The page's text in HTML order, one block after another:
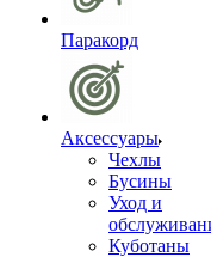
Паракорд
Аксессуары
Чехлы
Бусины
Уход и
Куботаны